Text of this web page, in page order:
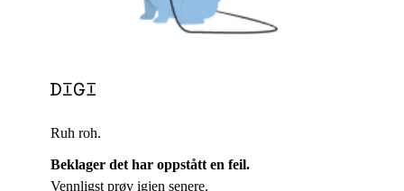
Ruh roh.
Beklager det har oppstått en feil.
Vennligst prøv igjen senere.